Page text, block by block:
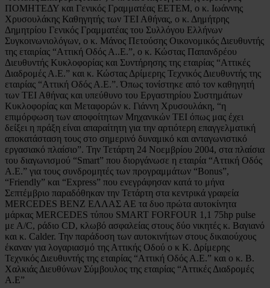
ΠΟΜΗΤΕΔΥ και Γενικός Γραμματέας ΕΕΤΕΜ, ο κ. Ιωάννης
Χρυσουλάκης Καθηγητής των ΤΕΙ Αθήνας, ο κ. Δημήτρης
Δημητρίου Γενικός Γραμματέας του Συλλόγου Ελλήνων
Συγκοινωνιολόγων, ο κ. Μάνος Πετούσης Οικονομικός Διευθυντής
της εταιρίας “Αττική Οδός Α..Ε.”, ο κ. Κώστας Παπανδρέου
Διευθυντής Κυκλοφορίας και Συντήρησης της εταιρίας “Αττικές
Διαδρομές Α.Ε.” και κ. Κώστας Δρίμερης Τεχνικός Διευθυντής της
εταιρίας “Αττική Οδός Α.Ε.”. Όπως τονίστηκε από τον καθηγητή
των ΤΕΙ Αθήνας και υπεύθυνο του Εργαστηρίου Συστημάτων
Κυκλοφορίας και Μεταφορών κ. Γιάννη Χρυσουλάκη, “η
επιμόρφωση των αποφοίτητων Μηχανικών ΤΕΙ όπως μας έχει
δείξει η πράξη είναι απαραίτητη για την αρτιότερη επαγγελματική
αποκατάσταση τους στο σημερινό δυναμικό και ανταγωνιστικό
εργασιακό πλαίσιο”. Την Τετάρτη 24 Νοεμβρίου 2004, στα πλαίσια
του διαγωνισμού “Smart” που διοργάνωσε η εταιρία “Αττική Οδός
Α.Ε.” για τους συνδρομητές των προγραμμάτων “Bonus”,
“Friendly” και “Express” που ενεγράφησαν κατά το μήνα
Σεπτέμβριο παραδόθηκαν την Τετάρτη στα κεντρικά γραφεία
MERCEDES BENZ ΕΛΛΑΣ ΑΕ τα δυο πρώτα αυτοκίνητα
μάρκας MERCEDES τύπου SMART FORFOUR 1,1 75hp pulse
με Α/C, ράδιο CD, κλωβό ασφαλείας στους δύο νικητές κ. Βαγιανό
και κ. Calder. Την παράδοση των αυτοκινήτων στους δικαιούχους
έκαναν για λογαριασμό της Αττικής Οδού ο κ Κ. Δρίμερης
Τεχνικός Διευθυντής της εταιρίας “Αττική Οδός Α.Ε.” και ο κ. Β.
Χαλκιάς Διευθύνων Σύμβουλος της εταιρίας “Αττικές Διαδρομές
Α.Ε”